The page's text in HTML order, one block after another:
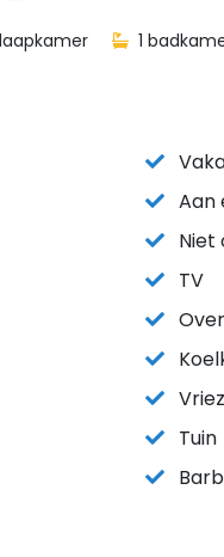
1
Aan
Niet
TV
Tuin